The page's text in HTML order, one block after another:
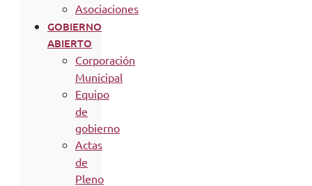
Asociaciones
GOBIERNO
ABIERTO
Corporación
Municipal
Equipo
de
gobierno
Actas
de
Pleno